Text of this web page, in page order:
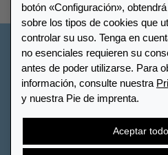
botón «Configuración»,
sobre los tipos de cookies que
controlar su uso. Tenga en
no esenciales requieren su
antes de poder utilizarse. Para
información, consulte nuestra
y nuestra Pie de imprenta.
Aceptar todo
Configuración de cookies
Declaración de accesibilidad
Cancelar